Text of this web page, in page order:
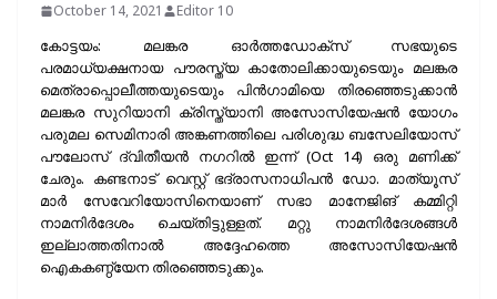
October 14, 2021 Editor 10
കോട്ടയം: മലങ്കര ഓർത്തഡോക്സ് സഭയുടെ
പരമാധ്യക്ഷനായ പൗരസ്ത്യ കാതോലിക്കായുടെയും മലങ്കര
മെത്രാപ്പൊലീത്തയുടെയും പിൻഗാമിയെ തിരഞ്ഞെടുക്കാൻ
മലങ്കര സുറിയാനി ക്രിസ്ത്യാനി അസോസിയേഷൻ യോഗം
പരുമല സെമിനാരി അങ്കണത്തിലെ പരിശുദ്ധ ബസേലിയോസ്
പൗലോസ് ദ്വിതീയൻ നഗറിൽ ഇന്ന് (Oct 14) ഒരു മണിക്ക്
ചേരും. കണ്ടനാട് വെസ്റ്റ് ഭദ്രാസനാധിപൻ ഡോ. മാത്യൂസ്
മാർ സേവേറിയോസിനെയാണ് സഭാ മാനേജിങ് കമ്മിറ്റി
നാമനിർദേശം ചെയ്തിട്ടുള്ളത്. മറ്റു നാമനിർദേശങ്ങൾ
ഇല്ലാത്തതിനാൽ അദ്ദേഹത്തെ അസോസിയേഷൻ
ഐകകണ്ഠ്യേന തിരഞ്ഞെടുക്കും.